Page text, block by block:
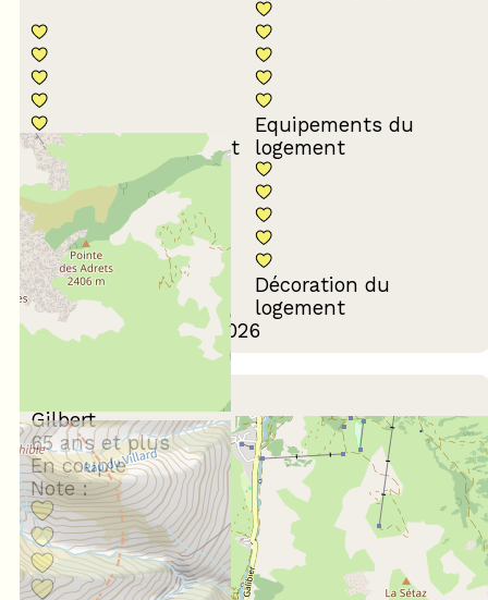
Propreté du logement
Equipements du
logement
Confort de la literie
Décoration du
logement
Avis écrit le 25/03/2026
Gilbert
65 ans et plus
En couple
Note :